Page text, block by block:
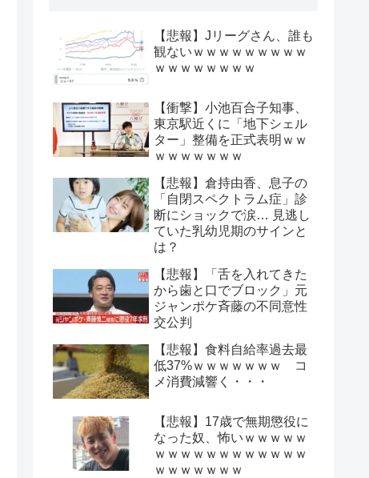
【悲報】Jリーグさん、誰も
観ないｗｗｗｗｗｗｗｗｗ
ｗｗｗｗｗｗｗｗ
【衝撃】小池百合子知事、
東京駅近くに「地下シェル
ター」整備を正式表明ｗｗ
ｗｗｗｗｗｗｗ
【悲報】倉持由香、息子の
「自閉スペクトラム症」診
断にショックで涙… 見逃し
ていた乳幼児期のサインと
は？
【悲報】「舌を入れてきた
から歯と口でブロック」元
ジャンポケ斉藤の不同意性
交公判
【悲報】食料自給率過去最
低37%ｗｗｗｗｗｗｗ コ
メ消費減響く・・・
【悲報】17歳で無期懲役に
なった奴、怖いｗｗｗｗｗ
ｗｗｗｗｗｗｗｗｗｗｗｗ
ｗｗｗｗｗｗｗ